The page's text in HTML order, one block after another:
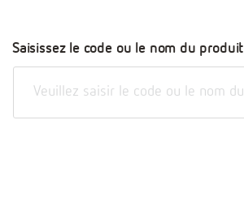
Saisissez le code ou le nom du produit